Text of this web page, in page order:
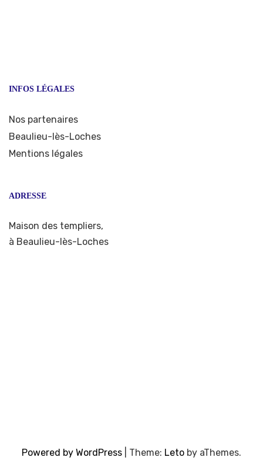
INFOS LÉGALES
Nos partenaires
Beaulieu-lès-Loches
Mentions légales
ADRESSE
Maison des templiers,
à Beaulieu-lès-Loches
Powered by WordPress Theme: Leto by aThemes.